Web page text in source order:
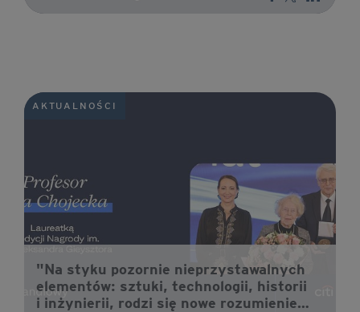
AKTUALNOŚCI
"Na styku pozornie nieprzystawalnych
elementów: sztuki, technologii, historii
i inżynierii, rodzi się nowe rozumienie